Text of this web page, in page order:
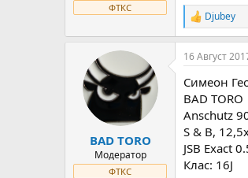
ФТКС
R
e
a
c
i
o
s
:
Djubey
BAD TORO
Модератор
ФТКС
16 Август
Симеон
BAD TORO
Anschutz
S & B,
JSB Exact
Клас: 16J